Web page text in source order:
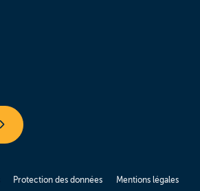
Protection des données Mentions légales